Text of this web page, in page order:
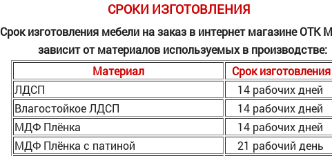
СРОКИ ИЗГОТОВЛЕНИЯ
Срок изготовления мебели на заказ в интернет магазине ОТК
зависит от материалов используемых в производстве:
Материал
Срок изготовления
ЛДСП
14 рабочих дней
Влагостойкое ЛДСП
14 рабочих дней
МДФ Плёнка
14 рабочих дней
МДФ Плёнка с патиной
21 рабочий день